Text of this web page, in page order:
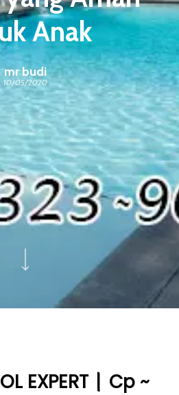
Anak
mr budi
10/05/2020
EXPERT| Cp ~